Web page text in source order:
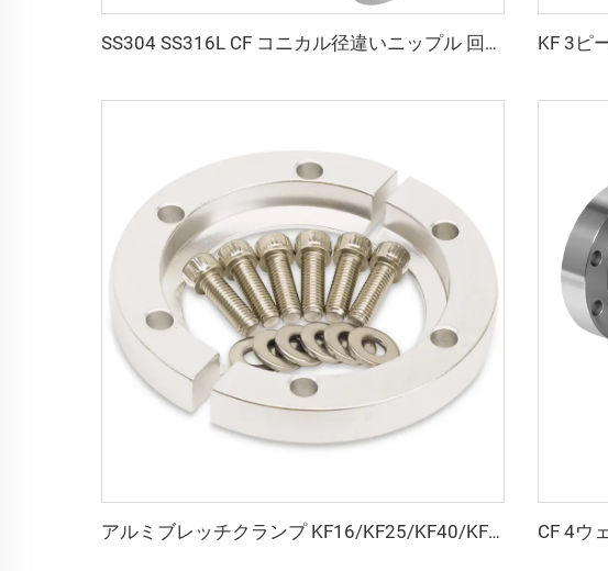
SS304 SS316L CF コニカル径違いニップル 回転式／固定式 サイズ穴アダプタ ステンレス鋼 高真空 CF25xCF16-CF100xCF80 パイプ継手 フランジ
アルミブレッチクランプ KF16/KF25/KF40/KF50 真空フランジ 高品質真空クランプ継手 NW16/25/40/50 単純な高真空チャンバーポット用